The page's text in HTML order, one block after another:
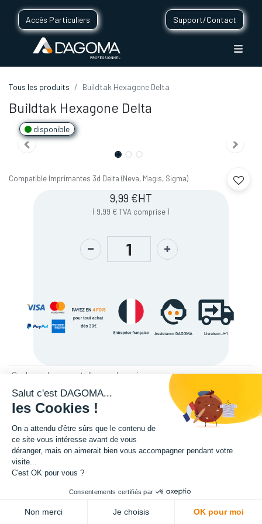
Accès Particuliers Support/Contact
Tous les produits Buildtak Hexagone Delta
Buildtak Hexagone Delta
disponible
Compatible Imprimantes 3d Delta (Neva, Magis, Sigma)
9,99 €HT
( 9,99 €TVA comprise )
Couleurs du support d'accroche gris
Specification
Salut c'est DAGOMA...
les Cookies !
On a attendu d'être sûrs que le contenu de
ce site vous intéresse avant de vous
déranger, mais on aimerait bien vous accompagner pendant votre
visite...
C'est OK pour vous ?
Consentements certifiés par
Non merci Je choisis OK pour moi